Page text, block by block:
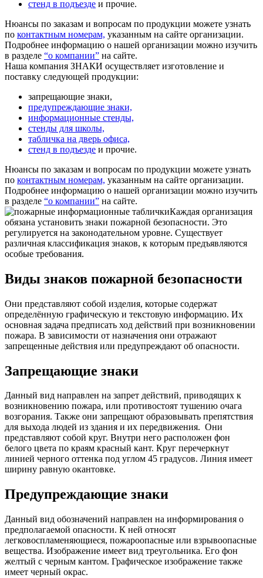
стенд в подъезде и прочие.
Нюансы по заказам и вопросам по продукции можете узнать
по контактным номерам, указанным на сайте организации.
Подробнее информацию о нашей организации можно изучить
в разделе “о компании” на сайте.
Наша компания ЗНАКИ осуществляет изготовление и
поставку следующей продукции:
запрещающие знаки,
предупреждающие знаки,
информационные стенды,
стенды для школы,
табличка на дверь офиса,
стенд в подъезде и прочие.
Нюансы по заказам и вопросам по продукции можете узнать
по контактным номерам, указанным на сайте организации.
Подробнее информацию о нашей организации можно изучить
в разделе “о компании” на сайте.
Каждая организация
обязана установить знаки пожарной безопасности. Это
регулируется на законодательном уровне. Существует
различная классификация знаков, к которым предъявляются
особые требования.
Виды знаков пожарной безопасности
Они представляют собой изделия, которые содержат
определённую графическую и текстовую информацию. Их
основная задача предписать ход действий при возникновении
пожара. В зависимости от назначения они отражают
запрещенные действия или предупреждают об опасности.
Запрещающие знаки
Данный вид направлен на запрет действий, приводящих к
возникновению пожара, или противостоят тушению очага
возгорания. Также они запрещают образовывать препятствия
для выхода людей из здания и их передвижения. Они
представляют собой круг. Внутри него расположен фон
белого цвета по краям красный кант. Круг перечеркнут
линией черного оттенка под углом 45 градусов. Линия имеет
ширину равную окантовке.
Предупреждающие знаки
Данный вид обозначений направлен на информирования о
предполагаемой опасности. К ней относят
легковоспламеняющиеся, пожароопасные или взрывоопасные
вещества. Изображение имеет вид треугольника. Его фон
желтый с черным кантом. Графическое изображение также
имеет черный окрас.